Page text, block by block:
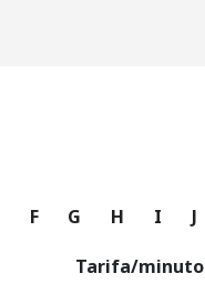
F G H I J
Tarifa/minuto